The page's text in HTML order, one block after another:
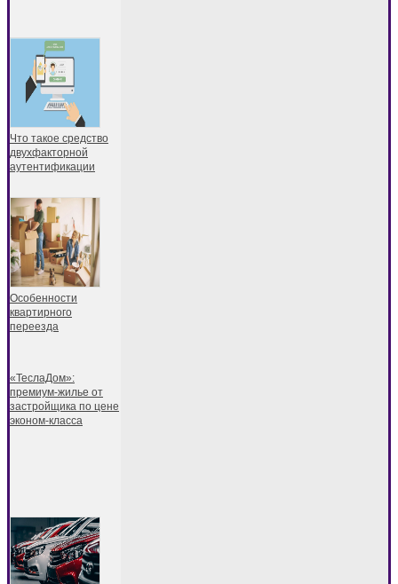
Что такое средство
двухфакторной
аутентификации
Особенности
квартирного
переезда
«ТеслаДом»:
премиум-жилье от
застройщика по цене
эконом-класса